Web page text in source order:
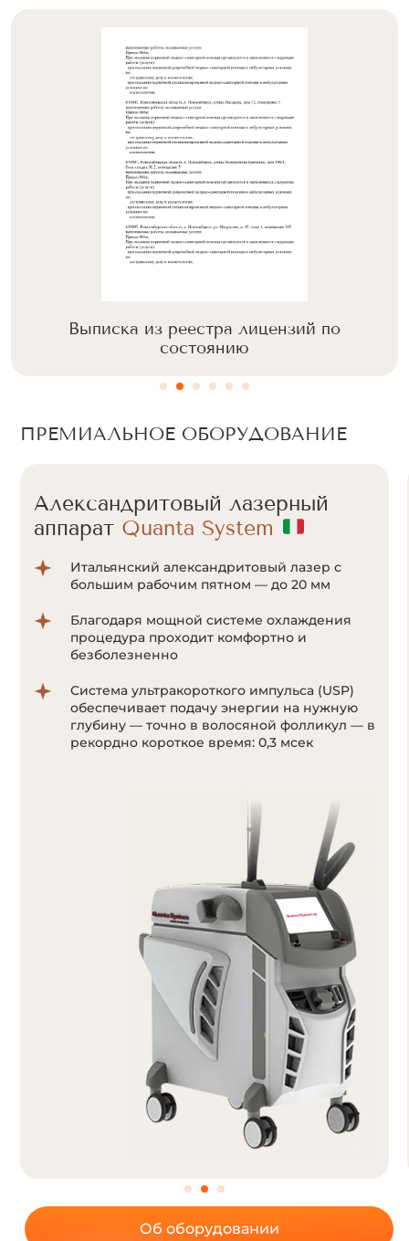
Выписка из реестра лицензий по
состоянию
ПРЕМИАЛЬНОЕ ОБОРУДОВАНИЕ
Александритовый лазерный
аппарат Cunosure Apogee+
Отсутствие болевых ощущений за счет
мощной системы охлаждения Zimmer;
Система ультракороткого импульса
позволяет воздействовать на волоски даже
с минимальным количеством пигмента
Об оборудовании